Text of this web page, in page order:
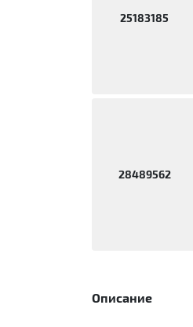
25183185
28489562
Описание